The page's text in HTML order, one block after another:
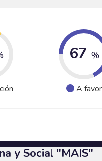
67 %
A favor
y Social "MAIS"